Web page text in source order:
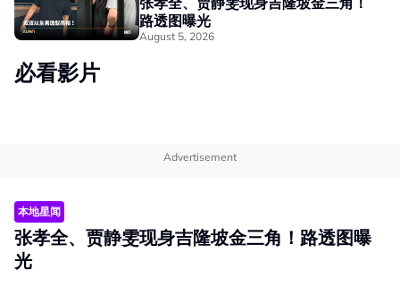
路透图曝光
August 5, 2026
必看影片
Advertisement
本地星闻
张孝全、贾静雯现身吉隆坡金三角！路透图曝
光